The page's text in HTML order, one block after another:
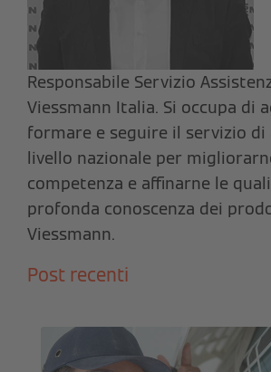
Responsabile Servizio
Viessmann Italia. Si occupa di
formare e seguire il servizio di
livello nazionale per
competenza e affinarne le
profonda conoscenza dei
Viessmann.
Post recenti